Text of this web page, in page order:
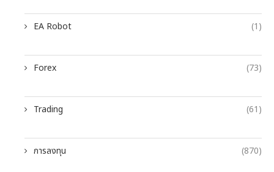
EA Robot (1)
Forex (73)
Trading (61)
การลงทุน (870)